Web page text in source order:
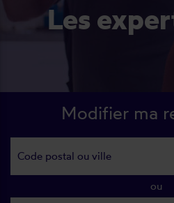
Les experts du volet
Modifier ma
ou